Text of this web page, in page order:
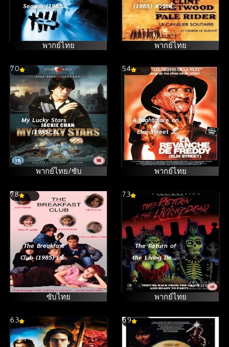
Season (1985)
เปิดฉากฆ่า
อำมหิตสะท้าน
เมือง [ซับไทย]
พากย์ไทย
(1985) สวรรค์สั่ง
ยิง
พากย์ไทย
7.0
My Lucky Stars
(1985) 7
เพชฌฆาตสัญชาติ
ฮ้อ
พากย์ไทย/ซับ
5.4
A Nightmare on
Elm Street 2
Freddy’s
Revenge (1985)
นิ้วขเมือบ ภาค 2
พากย์ไทย
7.8
The Breakfast
Club (1985) (ซับ
ไทย)
ซับไทย
7.3
The Return of
the Living Dead
(1985) ผีลืมหลุม
พากย์ไทย
6.3 6.9